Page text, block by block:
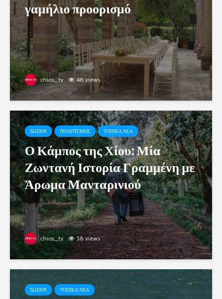
γαμήλιο προορισμό
chios_tv 48 views
SLIDER ΠΟΛΙΤΙΣΜΟΣ ΤΟΠΙΚΑ ΝΕΑ
Ο Κάμπος της Χίου: Μία
Ζωντανή Ιστορία Γραμμένη με
Άρωμα Μανταρινιού
chios_tv 58 views
SLIDER ΤΟΠΙΚΑ ΝΕΑ